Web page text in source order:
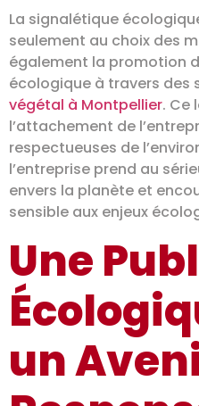
La signalétique
seulement au choix des
également la promotion
écologique à travers des
végétal à Montpellier. Ce
l’attachement de
respectueuses de
l’entreprise prend au
envers la planète et
sensible aux enjeux
Une
un